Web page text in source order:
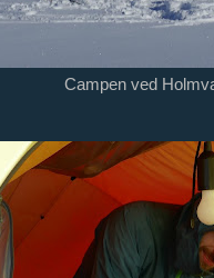
Campen ved